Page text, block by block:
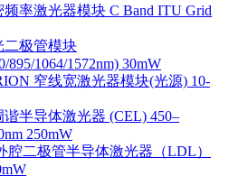
频率激光器模块 C Band ITU Grid
二极管模块
895/1064/1572nm) 30mW
窄线宽激光器模块(光源) 10-
半导体激光器 (CEL) 450–
250mW
腔二极管半导体激光器（LDL）